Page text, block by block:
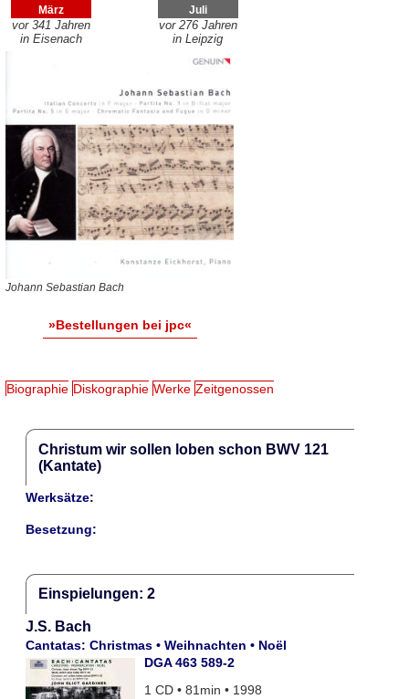
März
vor 341 Jahren
in Eisenach
Juli
vor 276 Jahren
in Leipzig
Johann Sebastian Bach
»Bestellungen bei jpc«
Biographie Diskographie Werke Zeitgenossen
Christum wir sollen loben schon BWV 121
(Kantate)
Werksätze:
Besetzung:
Einspielungen: 2
J.S. Bach
Cantatas: Christmas • Weihnachten • Noël
DGA 463 589-2
1 CD • 81min • 1998